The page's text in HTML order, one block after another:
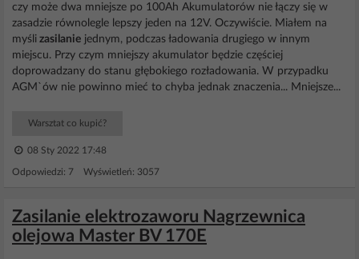
czy może dwa mniejsze po 100Ah Akumulatorów nie łączy się w
zasadzie równolegle lepszy jeden na 12V. Oczywiście. Miałem na
myśli zasilanie jednym, podczas ładowania drugiego w innym
miejscu. Przy czym mniejszy akumulator będzie częściej
doprowadzany do stanu głębokiego rozładowania. W przypadku
AGM`ów nie powinno mieć to chyba jednak znaczenia... Mniejsze...
Warsztat co kupić?
08 Sty 2022 17:48
Odpowiedzi: 7 Wyświetleń: 3057
Zasilanie elektrozaworu Nagrzewnica
olejowa Master BV 170E